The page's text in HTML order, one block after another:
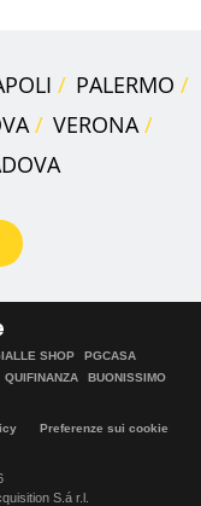
PALERMO
VERONA
SHOP
PGCASA
QUIFINANZA
BUONISSIMO
Preferenze sui cookie
S.á r.l.